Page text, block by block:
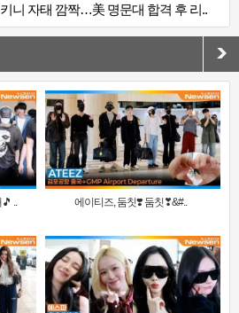
니 자태 깜짝…美 명문대 합격 후 리..
.. 에이티즈, 둠칫❣️ 둠칫❣&#..